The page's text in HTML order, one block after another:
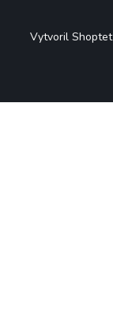
Vytvoril Shoptet